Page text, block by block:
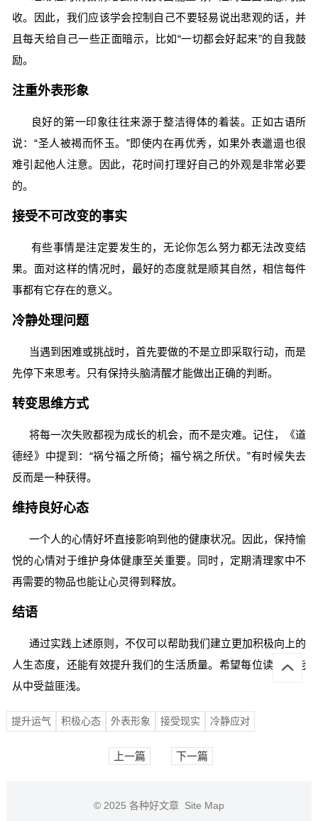
收。因此，我们应该学会控制自己不要轻易说出悲观的话，并
且每天给自己一些正面暗示，比如“一切都会好起来”的自我鼓
励。
注重外表形象
良好的第一印象往往来源于整洁得体的着装。正如古语所
说：“圣人被褐而怀玉。”即使内在再优秀，如果外表邋遢也很
难引起他人注意。因此，花时间打理好自己的外观是非常必要
的。
接受不可改变的事实
有些事情是注定要发生的，无论你怎么努力都无法改变结
果。面对这样的情况时，最好的态度就是顺其自然，相信每件
事都有它存在的意义。
冷静处理问题
当遇到困难或挑战时，首先要做的不是立即采取行动，而是
先停下来思考。只有保持头脑清醒才能做出正确的判断。
转变思维方式
将每一次失败都视为成长的机会，而不是灾难。记住，《道
德经》中提到：“祸兮福之所倚；福兮祸之所伏。”有时候失去
反而是一种获得。
维持良好心态
一个人的心情好坏直接影响到他的健康状况。因此，保持愉
悦的心情对于维护身体健康至关重要。同时，定期清理家中不
再需要的物品也能让心灵得到释放。
结语
通过实践上述原则，不仅可以帮助我们建立更加积极向上的
人生态度，还能有效提升我们的生活质量。希望每位读者都能
从中受益匪浅。
提升运气 积极心态 外表形象 接受现实 冷静应对
上一篇 下一篇
© 2025 各种好文章 Site Map